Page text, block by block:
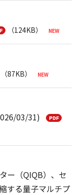
（124KB）
（87KB）
03/31)
ー（QIQB）、セ
する量子マルチプ